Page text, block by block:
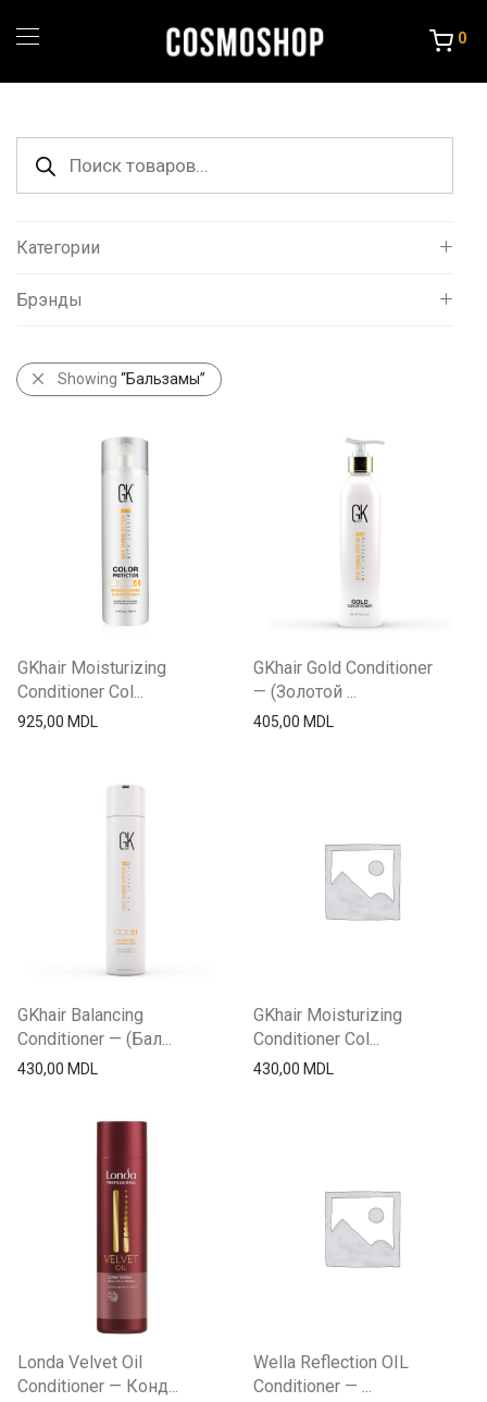
0
Поиск
товаров
Категории
Все
Бальзамы
Оттеночные шампуни
Шампуни
Порошок и крема
Краска и Океслители
Уход и стайлинг
Другие товары
Брэнды
AlfaParf
Chi
Londa
Schwarzkopf
Selective
Showing “Бальзамы”
GKhair Moisturizing
Conditioner Col...
925,00 MDL
GKhair Gold Conditioner
— (Золотой ...
405,00 MDL
GKhair Balancing
Conditioner — (Бал...
430,00 MDL
GKhair Moisturizing
Conditioner Col...
430,00 MDL
Londa Velvet Oil
Conditioner — Конд...
Wella Reflection OIL
Conditioner — ...